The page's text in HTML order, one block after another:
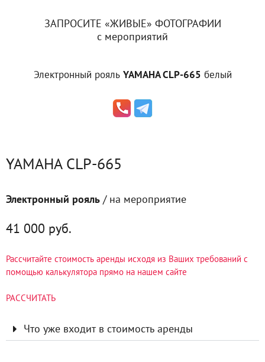
ЗАПРОСИТЕ «ЖИВЫЕ» ФОТОГРАФИИ
с мероприятий
Электронный рояль YAMAHA CLP-665 белый
YAMAHA CLP-665
Электронный рояль / на мероприятие
41 000 руб.
Рассчитайте стоимость аренды исходя из Ваших требований с
помощью калькулятора прямо на нашем сайте
РАССЧИТАТЬ
Что уже входит в стоимость аренды